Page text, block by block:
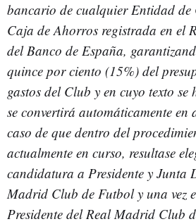
bancario de cualquier Entidad de
Caja de Ahorros registrada en el
del Banco de España,
quince por ciento (15%) del
gastos del Club y en cuyo texto
se convertirá automáticamente
caso de que dentro del
actualmente en curso, resultase
candidatura a Presidente y Junta
Madrid Club de Futbol y una vez
Presidente del Real Madrid Club